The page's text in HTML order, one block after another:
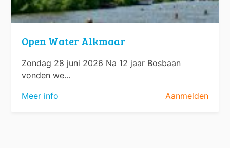
Open Water Alkmaar
Zondag 28 juni 2026 Na 12 jaar Bosbaan
vonden we...
Meer info
Aanmelden